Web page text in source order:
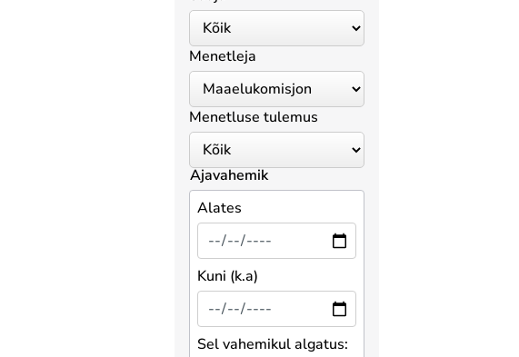
Menetleja
Menetluse tulemus
Ajavahemik
Alates
Kuni (k.a)
Sel vahemikul algatus: